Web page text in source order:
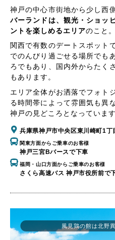
神戸の中心市街地から少し西
バーランドは、観光・ショッ
ントを楽しめるエリアのこと。
関西で有数のデートスポット
でのんびり過ごせる場所でも
ろでもあり、国内外からたく
もあります。
エリア全体がお洒落でフォト
る時間帯によって雰囲気も異
神戸の見どころとなっています
兵庫県神戸市中央区東川崎町1丁
関東方面からご乗車のお客様
神戸三宮Bバースで下車
福岡・山口方面からご乗車のお客様
さくら高速バス 神戸市役所前で
風見鶏の館は北野